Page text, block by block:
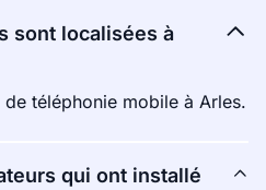
sont localisées à
téléphonie mobile à Arles.
qui ont installé